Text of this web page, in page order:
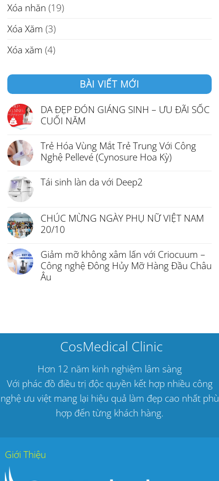
Xóa nhăn (19)
Xóa Xăm (3)
Xóa xăm (4)
BÀI VIẾT MỚI
DA ĐẸP ĐÓN GIÁNG SINH – ƯU ĐÃI SỐC
CUỐI NĂM
Trẻ Hóa Vùng Mắt Trẻ Trung Với Công
Nghệ Pellevé (Cynosure Hoa Kỳ)
Tái sinh làn da với Deep2
CHÚC MỪNG NGÀY PHỤ NỮ VIỆT NAM
20/10
Giảm mỡ không xâm lấn với Criocuum –
Công nghệ Đông Hủy Mỡ Hàng Đầu Châu
Âu
CosMedical Clinic
Hơn 12 năm kinh nghiệm lâm sàng
Với phác đồ điều trị độc quyền kết hợp nhiều công
nghệ ưu việt mang lại hiệu quả làm đẹp cao nhất phù
hợp đến từng khách hàng.
Giới Thiệu